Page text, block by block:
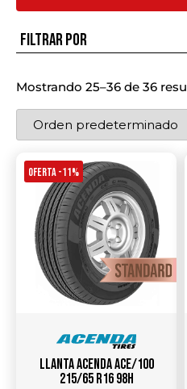
Filtrar por
Mostrando 25–36 de 36
OFERTA -11%
Llanta ACENDA ACE/100
215/65 R16 98H